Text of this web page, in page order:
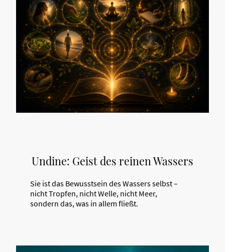
Undine: Geist des reinen Wassers
Sie ist das Bewusstsein des Wassers selbst –
nicht Tropfen, nicht Welle, nicht Meer,
sondern das, was in allem fließt.